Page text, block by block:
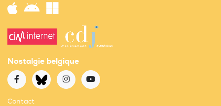
Nostalgie belgique
Contact